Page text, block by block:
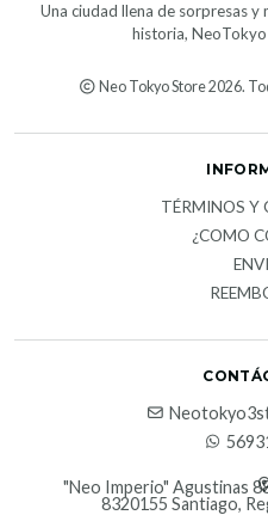
Una ciudad llena de sorpresas y
historia,
Neo Tokyo Store 2026.
TÉRMINOS Y
¿COMO
"Neo Imperio" Agustinas
8320155 Santiago,